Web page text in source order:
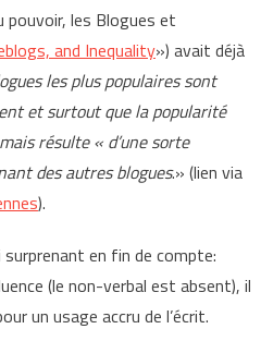
les Blogues et
and Inequality») avait déjà
les plus populaires sont
et surtout que la popularité
résulte « d’une sorte
des autres blogues.» (lien via
).
en fin de compte:
(le non-verbal est absent), il
un usage accru de l’écrit.